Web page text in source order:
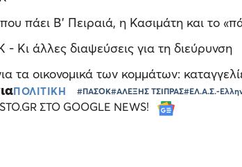
πάει Β' Πειραιά, η Κασιμάτη και το
Κι άλλες διαψεύσεις για τη διεύρυνση
οικονομικά των κομμάτων:
ΠΟΛΙΤΙΚΗ #ΠΑΣΟΚ#ΑΛΕΞΗΣ ΤΣΙΠΡΑΣ#ΕΛ.Α.Σ.-
ΣΤΟ GOOGLE NEWS!